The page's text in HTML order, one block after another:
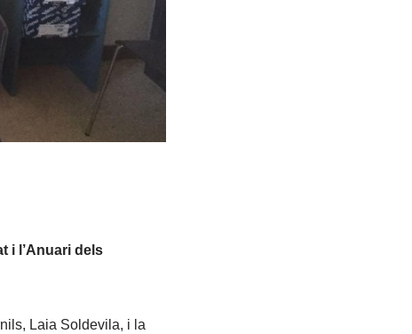
i l’Anuari dels
Laia Soldevila, i la